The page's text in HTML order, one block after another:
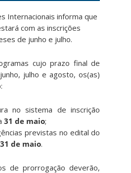
Internacionais informa que
com as inscrições
de junho e julho.
cujo prazo final de
julho e agosto, os(as)
no sistema de inscrição
31 de maio;
previstas no edital do
31 de maio.
de prorrogação deverão,